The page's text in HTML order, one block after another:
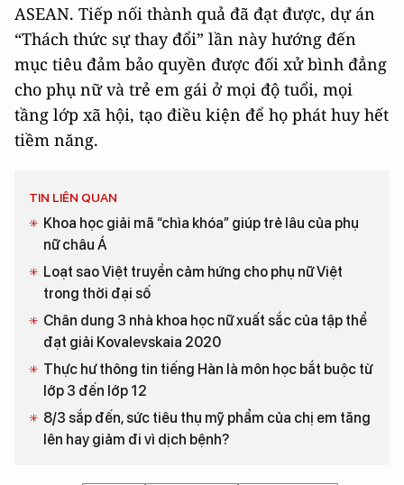
ASEAN. Tiếp nối thành quả đã đạt được, dự án
“Thách thức sự thay đổi” lần này hướng đến
mục tiêu đảm bảo quyền được đối xử bình đẳng
cho phụ nữ và trẻ em gái ở mọi độ tuổi, mọi
tầng lớp xã hội, tạo điều kiện để họ phát huy hết
tiềm năng.
TIN LIÊN QUAN
Khoa học giải mã “chìa khóa” giúp trẻ lâu của phụ
nữ châu Á
Loạt sao Việt truyền cảm hứng cho phụ nữ Việt
trong thời đại số
Chân dung 3 nhà khoa học nữ xuất sắc của tập thể
đạt giải Kovalevskaia 2020
Thực hư thông tin tiếng Hàn là môn học bắt buộc từ
lớp 3 đến lớp 12
8/3 sắp đến, sức tiêu thụ mỹ phẩm của chị em tăng
lên hay giảm đi vì dịch bệnh?